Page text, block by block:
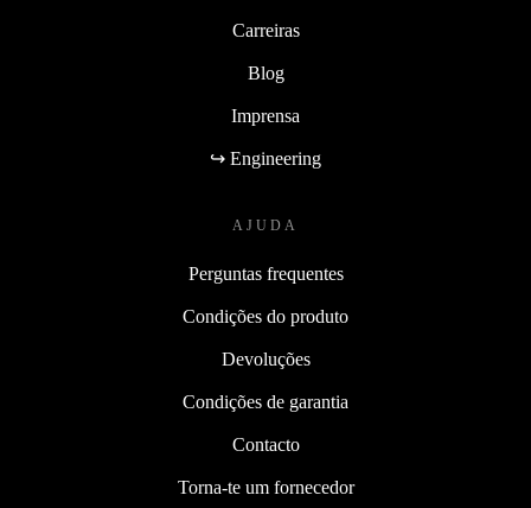
Carreiras
Blog
Imprensa
↪ Engineering
AJUDA
Perguntas frequentes
Condições do produto
Devoluções
Condições de garantia
Contacto
Torna-te um fornecedor